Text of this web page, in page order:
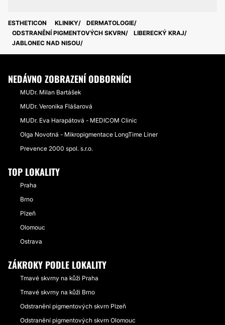
ESTHETICON KLINIKY
DERMATOLOGIE
ODSTRANĚNÍ PIGMENTOVÝCH SKVRN
LIBERECKÝ KRAJ
JABLONEC NAD NISOU
NEDÁVNO ZOBRAZENÍ ODBORNÍCI
MUDr. Milan Bartášek
MUDr. Veronika Flášarová
MUDr. Eva Harapátová - MEDICOM Clinic
Olga Novotná - Mikropigmentace LongTime Liner
Prevence 2000 spol. s.r.o.
TOP LOKALITY
Praha
Brno
Plzeň
Olomouc
Ostrava
ZÁKROKY PODLE LOKALITY
Tmavé skvrny na kůži Praha
Tmavé skvrny na kůži Brno
Odstranění pigmentových skvrn Plzeň
Odstranění pigmentových skvrn Olomouc